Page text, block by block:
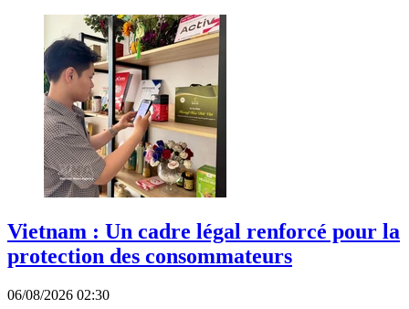
Vietnam : Un cadre légal renforcé pour la
protection des consommateurs
06/08/2026 02:30